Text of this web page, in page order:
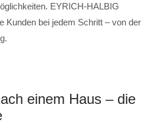
EYRICH-HALBIG
Kunden bei jedem Schritt – von der
einem Haus – die